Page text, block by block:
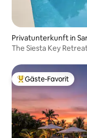
Privatunterkunft in
The Siesta Key
Beliebter Gäste-
Gäste-Favorit